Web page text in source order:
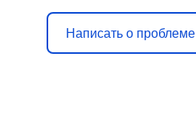
Написать о проблеме